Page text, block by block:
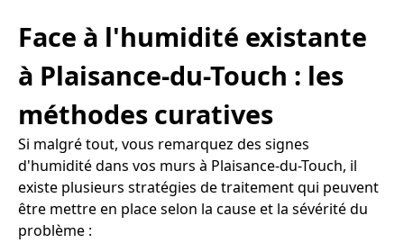
Face à l'humidité existante
à Plaisance-du-Touch : les
méthodes curatives
Si malgré tout, vous remarquez des signes
d'humidité dans vos murs à Plaisance-du-Touch, il
existe plusieurs stratégies de traitement qui peuvent
être mettre en place selon la cause et la sévérité du
problème :